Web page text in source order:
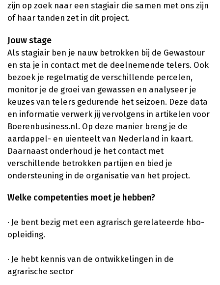
zijn op zoek naar een stagiair die samen met ons zijn
of haar tanden zet in dit project.
Jouw stage
Als stagiair ben je nauw betrokken bij de Gewastour
en sta je in contact met de deelnemende telers. Ook
bezoek je regelmatig de verschillende percelen,
monitor je de groei van gewassen en analyseer je
keuzes van telers gedurende het seizoen. Deze data
en informatie verwerk jij vervolgens in artikelen voor
Boerenbusiness.nl. Op deze manier breng je de
aardappel- en uienteelt van Nederland in kaart.
Daarnaast onderhoud je het contact met
verschillende betrokken partijen en bied je
ondersteuning in de organisatie van het project.
Welke competenties moet je hebben?
· Je bent bezig met een agrarisch gerelateerde hbo-
opleiding.
· Je hebt kennis van de ontwikkelingen in de
agrarische sector